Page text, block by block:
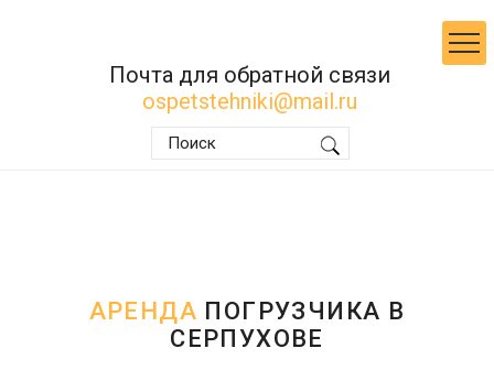
Почта для обратной связи
ospetstehniki@mail.ru
АРЕНДА ПОГРУЗЧИКА В
СЕРПУХОВЕ